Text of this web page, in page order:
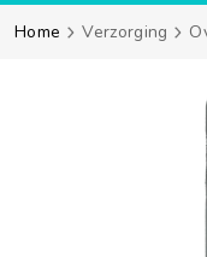
Home
Verzorging